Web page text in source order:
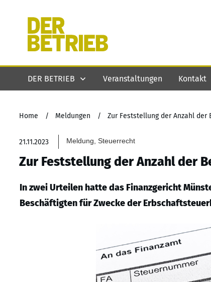
DER BETRIEB Veranstaltungen Kontakt
Home / Meldungen / Zur Feststellung der Anzahl der
21.11.2023 Meldung, Steuerrecht
Zur Feststellung der Anzahl der
In zwei Urteilen hatte das Finanzgericht
Beschäftigten für Zwecke der